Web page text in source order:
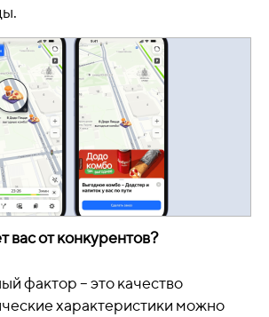
вас от конкурентов?
фактор – это качество
характеристики можно